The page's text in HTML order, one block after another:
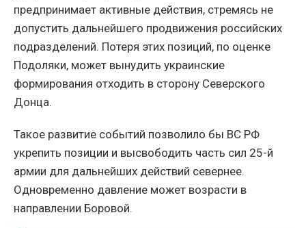
предпринимает активные действия, стремясь не
допустить дальнейшего продвижения российских
подразделений. Потеря этих позиций, по оценке
Подоляки, может вынудить украинские
формирования отходить в сторону Северского
Донца.
Такое развитие событий позволило бы ВС РФ
укрепить позиции и высвободить часть сил 25-й
армии для дальнейших действий севернее.
Одновременно давление может возрасти в
направлении Боровой.